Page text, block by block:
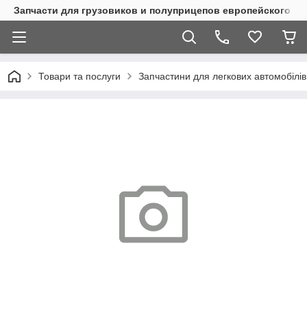
Запчасти для грузовиков и полуприцепов европейского
Товари та послуги Запчастини для легкових автомобілів